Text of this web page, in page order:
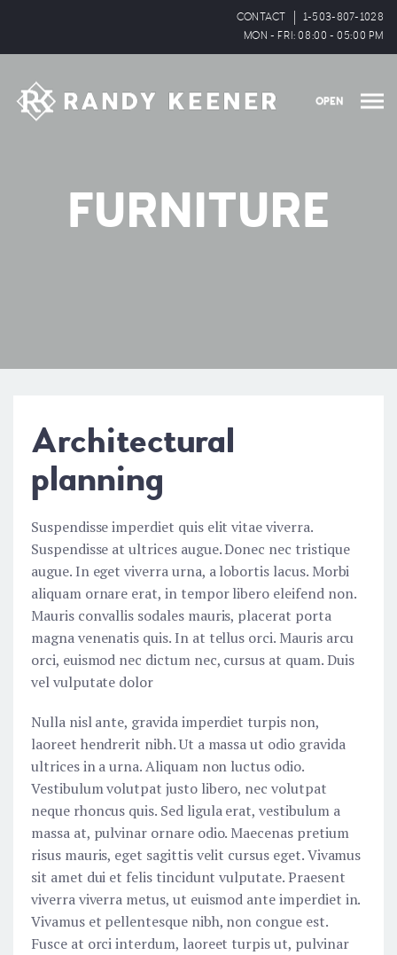
CONTACT
1-503-807-1028
MON - FRI: 08:00 - 05:00 PM
OPEN
FURNITURE
Architectural
planning
Suspendisse imperdiet quis elit vitae viverra.
Suspendisse at ultrices augue. Donec nec tristique
augue. In eget viverra urna, a lobortis lacus. Morbi
aliquam ornare erat, in tempor libero eleifend non.
Mauris convallis sodales mauris, placerat porta
magna venenatis quis. In at tellus orci. Mauris arcu
orci, euismod nec dictum nec, cursus at quam. Duis
vel vulputate dolor
Nulla nisl ante, gravida imperdiet turpis non,
laoreet hendrerit nibh. Ut a massa ut odio gravida
ultrices in a urna. Aliquam non luctus odio.
Vestibulum volutpat justo libero, nec volutpat
neque rhoncus quis. Sed ligula erat, vestibulum a
massa at, pulvinar ornare odio. Maecenas pretium
risus mauris, eget sagittis velit cursus eget. Vivamus
sit amet dui et felis tincidunt vulputate. Praesent
viverra viverra metus, ut euismod ante imperdiet in.
Vivamus et pellentesque nibh, non congue est.
Fusce at orci interdum, laoreet turpis ut, pulvinar